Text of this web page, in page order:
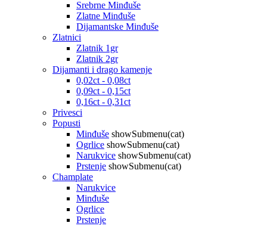
Srebrne Minđuše
Zlatne Minđuše
Dijamantske Minđuše
Zlatnici
Zlatnik 1gr
Zlatnik 2gr
Dijamanti i drago kamenje
0,02ct - 0,08ct
0,09ct - 0,15ct
0,16ct - 0,31ct
Privesci
Popusti
Minđuše showSubmenu(cat)
Ogrlice showSubmenu(cat)
Narukvice showSubmenu(cat)
Prstenje showSubmenu(cat)
Champlate
Narukvice
Minđuše
Ogrlice
Prstenje